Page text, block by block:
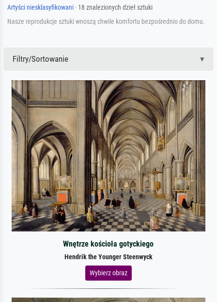
Artyści niesklasyfikowani · 18 znalezionych dzieł sztuki
Nasze reprodukcje sztuki wnoszą chwile komfortu bezpośrednio do domu.
Filtry/Sortowanie
Wnętrze kościoła gotyckiego
Hendrik the Younger Steenwyck
Wybierz obraz